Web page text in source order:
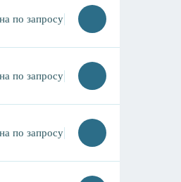
по запросу
по запросу
по запросу